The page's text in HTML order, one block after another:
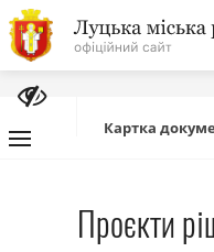
На
головну
сайту
Картка
Проєкти